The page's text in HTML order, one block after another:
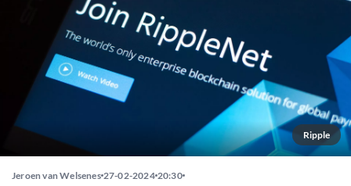
Ripple
Jeroen van Welsenes 27-02-2024 20:30